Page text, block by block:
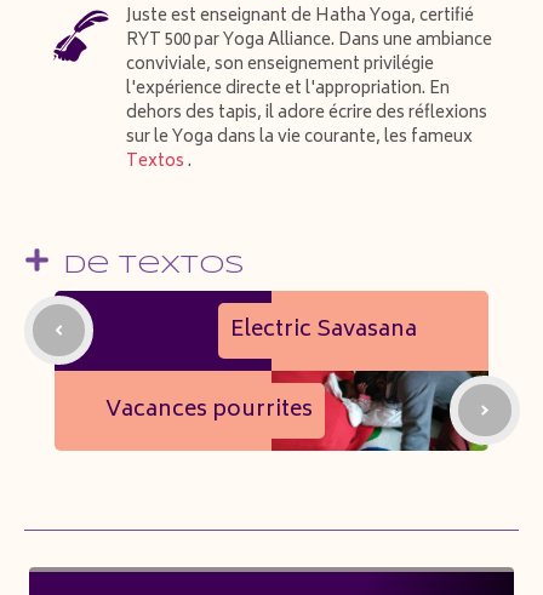
Juste est enseignant de Hatha Yoga, certifié
RYT 500 par Yoga Alliance. Dans une ambiance
conviviale, son enseignement privilégie
l'expérience directe et l'appropriation. En
dehors des tapis, il adore écrire des réflexions
sur le Yoga dans la vie courante, les fameux
Textos.
De Textos
Electric Savasana
Vacances pourrites